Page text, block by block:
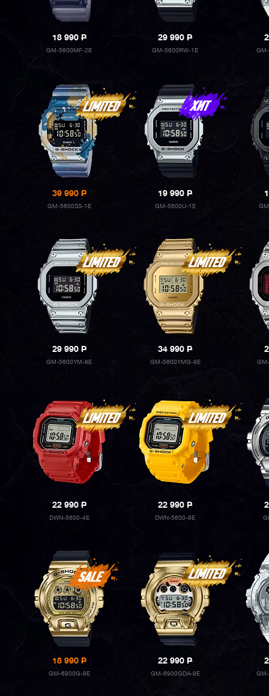
18 990P
GM-5600MF-2E
29 990P
GM-5600RW-1E
39 990P
GM-5600SS-1E
19 990P
GM-5600U-1E
29 990P
GM-5600YM-8E
34 990P
GM-5600YMG-9E
22 990P
DWN-5600-4E
22 990P
DWN-5600-9E
18 990P
GM-6900G-9E
22 990P
GM-6900GDA-9E